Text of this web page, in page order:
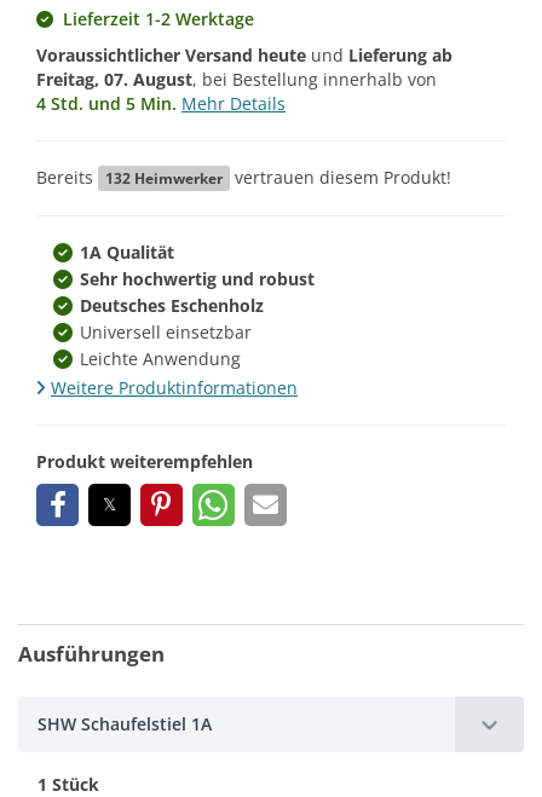
Lieferzeit 1-2 Werktage
Voraussichtlicher Versand heute und Lieferung ab
Freitag, 07. August, bei Bestellung innerhalb von
4 Std. und 5 Min. Mehr Details
Bereits 132 Heimwerker vertrauen diesem Produkt!
1A Qualität
Sehr hochwertig und robust
Deutsches Eschenholz
Universell einsetzbar
Leichte Anwendung
Weitere Produktinformationen
Produkt weiterempfehlen
Ausführungen
SHW Schaufelstiel 1A
1 Stück